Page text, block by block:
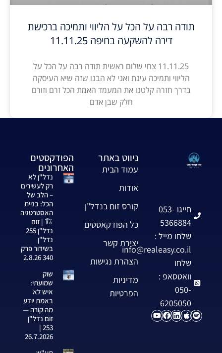
תודה רבה על הכל על הליווי ותמיכה ברכישת
דירה להשקעה בחיפה 11.11.25
11.11.25 צחי שלום ראשית תודה רבה על הכל על
הליווי ותמיכה עינת ואני לא הבנו שזה שיא העיסקה
בדרך חזרה קלטנו את המעמד האמת הכל זרם וזורם
חלק שבן אדם
חייגו 053-
5366884
שלחו מייל :
info@realeasy.co.il
שלחו
וואטסאפ :
050-
6205050
ניווט באתר
עמוד הבית
אודות
קורס זום בנדל"ן
כל הפודקאסטים
יצירת קשר
הצהרת נגישות
מדיניות
הפרטיות
הפודקסטים
האחרונים
נדל"ן לא
רק לעשירים
– הלב של
הכל: בניית
האסטרטגיה
🏗️ | זום
נדל"ן 255
נדל"ן
בשידור פרק
340 2.8.26
שוק
שמועתי:
איש לא
באמת יודע
מה קורה —
זום נדל"ן
253 |
26.7.2026